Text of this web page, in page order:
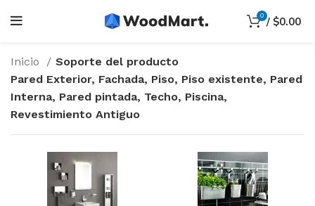
0 / $0.00
Inicio
Soporte del producto
Pared Exterior, Fachada, Piso, Piso existente, Pared
Interna, Pared pintada, Techo, Piscina,
Revestimiento Antiguo